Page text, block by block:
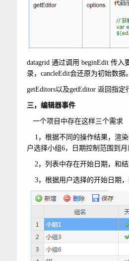
datagrid 通过调用 beginEdit 传
录，cancleEdit会还原为初始数据。
getEditors以及getEditor 返回指
三，编辑器事件
一个项目中存在这样三个需求
1，根据不同的操作结果，渲染
户选择小组6，日期控制范围到
2，列表中存在开始日期，和结
3，根据用户选择的开始日期，